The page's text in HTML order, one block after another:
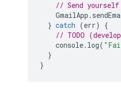
// Send
GmailApp .
} catch (err)
{
// TODO
console. log(
}
}